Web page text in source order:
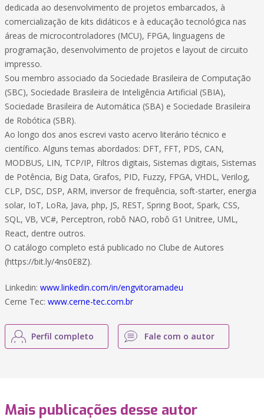
dedicada ao desenvolvimento de projetos embarcados, à
comercialização de kits didáticos e à educação tecnológica nas
áreas de microcontroladores (MCU), FPGA, linguagens de
programação, desenvolvimento de projetos e layout de circuito
impresso.
Sou membro associado da Sociedade Brasileira de Computação
(SBC), Sociedade Brasileira de Inteligência Artificial (SBIA),
Sociedade Brasileira de Automática (SBA) e Sociedade Brasileira
de Robótica (SBR).
Ao longo dos anos escrevi vasto acervo literário técnico e
científico. Alguns temas abordados: DFT, FFT, PDS, CAN,
MODBUS, LIN, TCP/IP, Filtros digitais, Sistemas digitais, Sistemas
de Potência, Big Data, Grafos, PID, Fuzzy, FPGA, VHDL, Verilog,
CLP, DSC, DSP, ARM, inversor de frequência, soft-starter, energia
solar, IoT, LoRa, Java, php, JS, REST, Spring Boot, Spark, CSS,
SQL, VB, VC#, Perceptron, robô NAO, robô G1 Unitree, UML,
React, dentre outros.
O catálogo completo está publicado no Clube de Autores
(https://bit.ly/4ns0E8Z).
Linkedin: www.linkedin.com/in/engvitoramadeu
Cerne Tec: www.cerne-tec.com.br
Perfil completo Fale com o autor
Mais publicações desse autor